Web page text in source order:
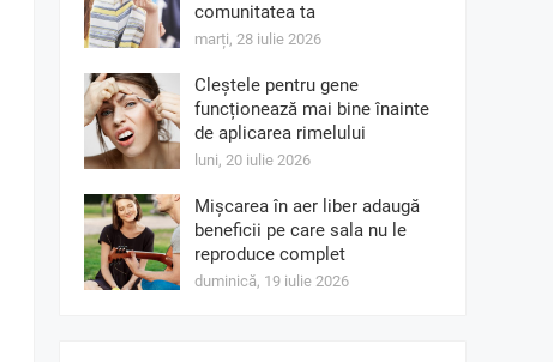
comunitatea ta
marți, 28 iulie 2026
Cleștele pentru gene
funcționează mai bine înainte
de aplicarea rimelului
luni, 20 iulie 2026
Mișcarea în aer liber adaugă
beneficii pe care sala nu le
reproduce complet
duminică, 19 iulie 2026